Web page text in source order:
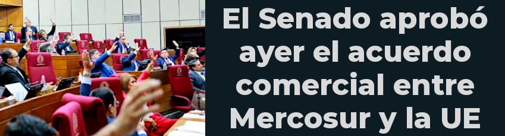
El Senado aprobó
ayer el acuerdo
comercial entre
Mercosur y la UE